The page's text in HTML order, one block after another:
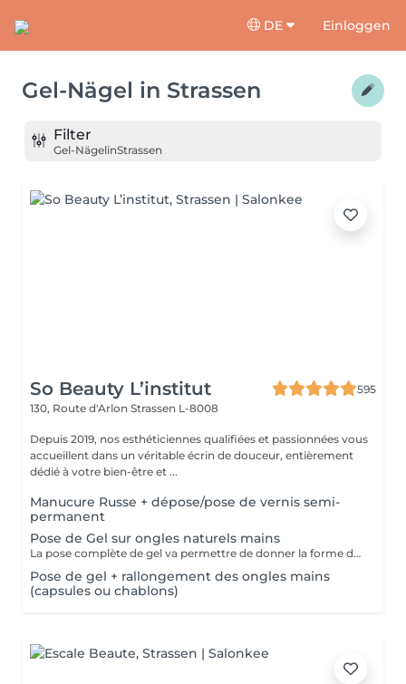
DE Einloggen
Gel-Nägel in Strassen
Filter
Gel-NägelinStrassen
So Beauty L’institut
595
130, Route d'Arlon Strassen L-8008
Depuis 2019, nos esthéticiennes qualifiées et passionnées vous
accueillent dans un véritable écrin de douceur, entièrement
dédié à votre bien-être et ...
Manucure Russe + dépose/pose de vernis semi-
permanent
Pose de Gel sur ongles naturels mains
La pose complète de gel va permettre de donner la forme désirée en rallongeant (ou pas) les ongles (préalablement préparés) soit par la technique du chablon (rallongement au gel) soit par les capsules. Ensuite vient la pose du gel qui sera façonné et enfin la pose de la couleur ou de la French.
Pose de gel + rallongement des ongles mains
(capsules ou chablons)